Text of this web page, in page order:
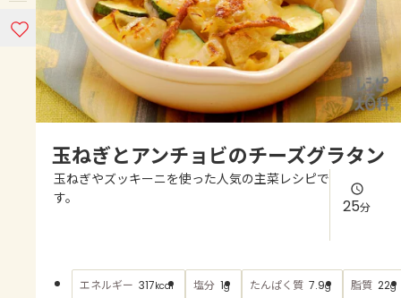
コンテンツ
レシピ
よくあるお問い合わせ
AJINOMOTO PARK とは
ピーマン
みょうが ゴーヤ
玉ねぎとアンチョビのチーズグラタン
玉ねぎやズッキーニを使った人気の主菜レシピで
す。
25分
エネルギー 317kcal 塩分 1g たんぱく質 7.9g 脂質 22g